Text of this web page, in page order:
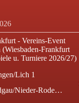
- Vereins-Event
Frankfurt
u. Turniere 2026/27)
Lich 1
HSG Rodgau/Nieder-Roden 1